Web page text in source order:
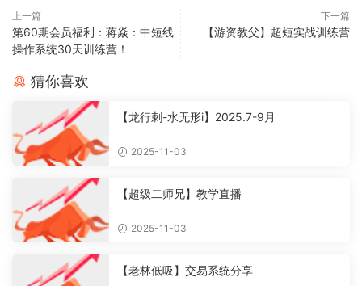
上一篇
第60期会员福利：蒋焱：中短线
操作系统30天训练营！
下一篇
【游资教父】超短实战训练营
猜你喜欢
【龙行刺-水无形i】2025.7-9月
2025-11-03
【超级二师兄】教学直播
2025-11-03
【老林低吸】交易系统分享